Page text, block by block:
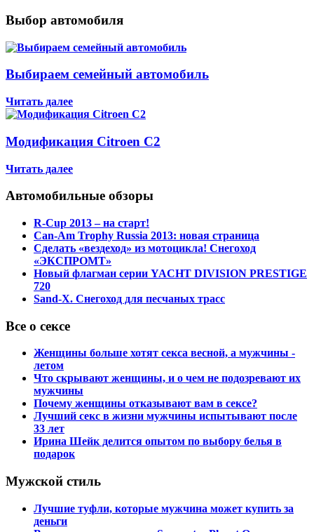
Выбор автомобиля
Выбираем семейный автомобиль
Читать далее
Модификация Citroen С2
Читать далее
Автомобильные обзоры
R-Cup 2013 – на старт!
Can-Am Trophy Russia 2013: новая страница
Сделать «вездеход» из мотоцикла! Снегоход
«ЭКСПРОМТ»
Новый флагман серии YACHT DIVISION PRESTIGE
720
Sand-X. Снегоход для песчаных трасс
Все о сексе
Женщины больше хотят секса весной, а мужчины -
летом
Что скрывают женщины, и о чем не подозревают их
мужчины
Почему женщины отказывают вам в сексе?
Лучший секс в жизни мужчины испытывают после
33 лет
Ирина Шейк делится опытом по выбору белья в
подарок
Мужской стиль
Лучшие туфли, которые мужчина может купить за
деньги